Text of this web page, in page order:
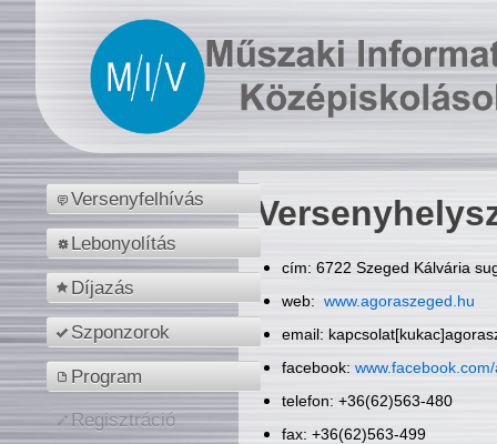
Versenyfelhívás
Lebonyolítás
Díjazás
Szponzorok
Program
Regisztráció
cím: 6722 Szeged Kálvária
web: www.agoraszeged.hu
email:
facebook:
telefon: +36(62)563-480
fax: +36(62)563-499